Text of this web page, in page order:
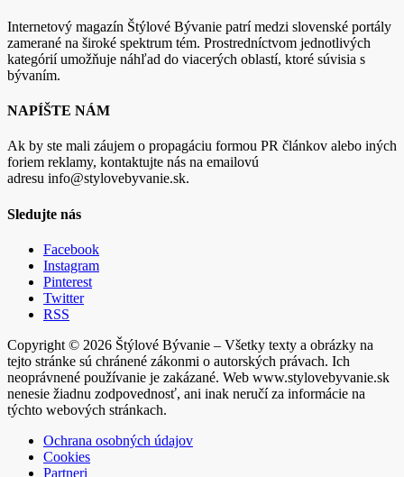
Internetový magazín Štýlové Bývanie patrí medzi slovenské portály
zamerané na široké spektrum tém. Prostredníctvom jednotlivých
kategórií umožňuje náhľad do viacerých oblastí, ktoré súvisia s
bývaním.
NAPÍŠTE NÁM
Ak by ste mali záujem o propagáciu formou PR článkov alebo iných
foriem reklamy, kontaktujte nás na emailovú
adresu info@stylovebyvanie.sk.
Sledujte nás
Facebook
Instagram
Pinterest
Twitter
RSS
Copyright © 2026 Štýlové Bývanie – Všetky texty a obrázky na
tejto stránke sú chránené zákonmi o autorských právach. Ich
neoprávnené používanie je zakázané. Web www.stylovebyvanie.sk
nenesie žiadnu zodpovednosť, ani inak neručí za informácie na
týchto webových stránkach.
Ochrana osobných údajov
Cookies
Partneri